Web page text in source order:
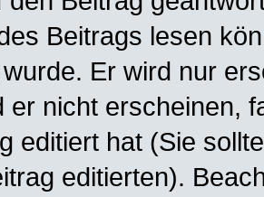
Beitrags lesen
Er wird nur
er nicht erscheinen,
editiert hat (Sie
editierten).